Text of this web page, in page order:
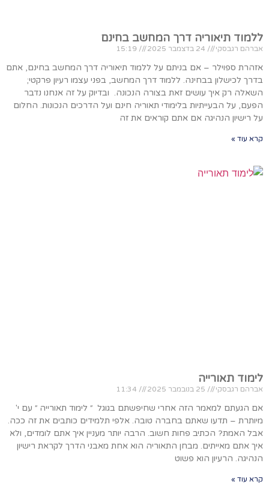
ללמוד תיאוריה דרך המחשב בחינם
אברהם רגבסקי
אזהרת ספוילר – אם בניתם על ללמוד תיאוריה דרך המחשב בחינם, אתם
בדרך לכישלון בבחינה. ללמוד דרך המחשב, בפני עצמו רעיון פרקטי;
השאלה רק איך עושים זאת בצורה הנכונה. ובדיוק על זה אנחנו נדבר
הפעם, על הבעייתיות בלימודי תאוריה חינם ועל הדרכים הנכונות. החלום
על רישיון הנהיגה אם אתם קוראים את זה
קרא עוד »
לימוד תאורייה
אברהם רגבסקי
אם הגעתם למאמר הזה אחרי שחיפשתם בגוגל ״ לימוד תאורייה ״ עם י'
מיותרת – תדעו שאתם בחברה טובה. אלפי תלמידים כותבים את זה ככה.
אבל האמת? הכתיב פחות חשוב. הרבה יותר מעניין איך אתם לומדים, ולא
איך אתם מאייתים. מבחן התאוריה הוא אחת מאבני הדרך לקראת רישיון
הנהיגה. הרעיון הוא פשוט
קרא עוד »